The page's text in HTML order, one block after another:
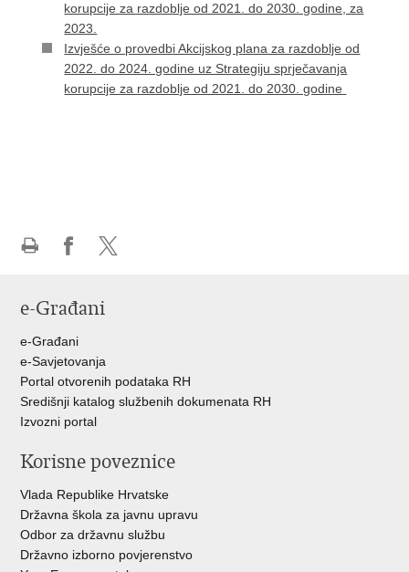
korupcije za razdoblje od 2021. do 2030. godine, za
2023.
Izvješće o provedbi Akcijskog plana za razdoblje od
2022. do 2024. godine uz Strategiju sprječavanja
korupcije za razdoblje od 2021. do 2030. godine
FacebookuTwitteru
e-Građani
e-Građani
e-Savjetovanja
Portal otvorenih podataka RH
Središnji katalog službenih dokumenata RH
Izvozni portal
Korisne poveznice
Vlada Republike Hrvatske
Državna škola za javnu upravu
Odbor za državnu službu
Državno izborno povjerenstvo